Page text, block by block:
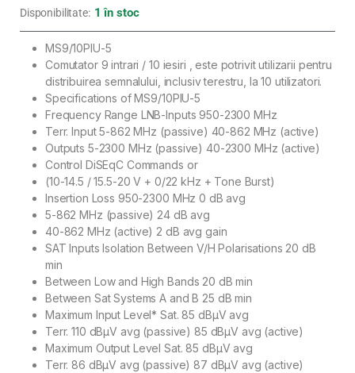
Disponibilitate: 1 în stoc
MS9/10PIU-5
Comutator 9 intrari / 10 iesiri , este potrivit utilizarii pentru
distribuirea semnalului, inclusiv terestru, la 10 utilizatori.
Specifications of MS9/10PIU-5
Frequency Range LNB-Inputs 950-2300 MHz
Terr. Input 5-862 MHz (passive) 40-862 MHz (active)
Outputs 5-2300 MHz (passive) 40-2300 MHz (active)
Control DiSEqC Commands or
(10-14.5 / 15.5-20 V + 0/22 kHz + Tone Burst)
Insertion Loss 950-2300 MHz 0 dB avg
5-862 MHz (passive) 24 dB avg
40-862 MHz (active) 2 dB avg gain
SAT Inputs Isolation Between V/H Polarisations 20 dB
min
Between Low and High Bands 20 dB min
Between Sat Systems A and B 25 dB min
Maximum Input Level* Sat. 85 dBµV avg
Terr. 110 dBµV avg (passive) 85 dBµV avg (active)
Maximum Output Level Sat. 85 dBµV avg
Terr. 86 dBµV avg (passive) 87 dBµV avg (active)